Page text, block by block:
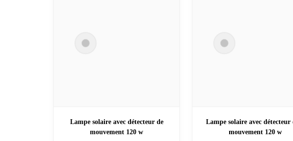
4 Lampe solaire avec détecteur
mouvement 120 w
Lampe solaire avec détecteur de
mouvement 120 w